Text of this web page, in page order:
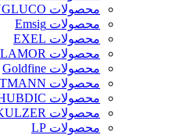
محصولات EASYGLUCO
محصولات Emsig
محصولات EXEL
محصولات GLAMOR
محصولات Goldfine
محصولات HARTMANN
محصولات HUBDIC
محصولات KULZER
محصولات LP